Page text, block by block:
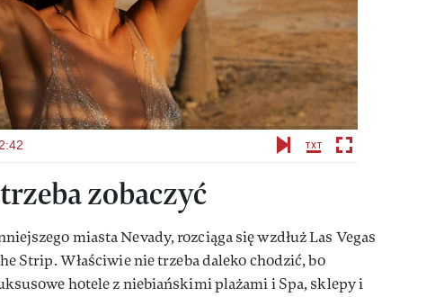
zobaczyć
miasta Nevady, rozciąga się wzdłuż Las Vegas
Strip. Właściwie nie trzeba daleko chodzić, bo
hotele z niebiańskimi plażami i Spa, sklepy i